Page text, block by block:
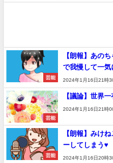
芸能
【朗報】あの
で我慢して一気
2024年1月16日21時
芸能
【議論】世界
2024年1月16日21時
芸能
【朗報】みけ
ーしてしまう♥
2024年1月16日20時